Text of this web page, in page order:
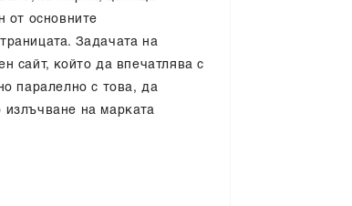
от основните
Задачата на
сайт, който да впечатлява с
паралелно с това, да
излъчване на марката